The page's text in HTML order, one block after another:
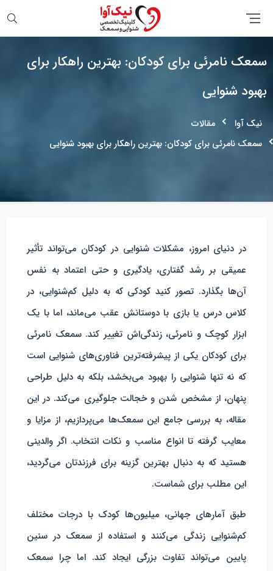
سمعک نامرئی برای کودکان: بهترین راهکار برای
بهبود شنوایی
نیک آوا
مقالات
سمعک نامرئی برای کودکان: بهترین راهکار برای بهبود شنوایی
در دنیای امروز، مشکلات شنوایی در کودکان می‌تواند تأثیر
عمیقی بر رشد گفتاری، یادگیری و حتی اعتماد به نفس
آن‌ها بگذارد. تصور کنید کودکی که به دلیل کم‌شنوایی، در
کلاس درس یا بازی با دوستانش عقب می‌ماند، اما با یک
ابزار کوچک و نامرئی، زندگی‌اش تغییر کند.سمعک نامرئی
برای کودکان یکی از پیشرفته‌ترین فناوری‌های شنوایی است
که نه تنها شنوایی را بهبود می‌بخشد، بلکه به دلیل طراحی
پنهان، از مشخص شدن و خجالت جلوگیری می‌کند. در این
مقاله، به بررسی جامع این سمعک‌ها می‌پردازیم، از مزایا و
معایب گرفته تا انواع مناسب و نکات انتخاب. اگر والدینی
هستید که به دنبال بهترین گزینه برای فرزندتان می‌گردید،
این مطلب برای شماست.
طبق آمارهای جهانی، میلیون‌ها کودک با درجات مختلف
کم‌شنوایی زندگی می‌کنند و استفاده از سمعک در سنین
پایین می‌تواند تفاوت بزرگی ایجاد کند. اما چرا سمعک